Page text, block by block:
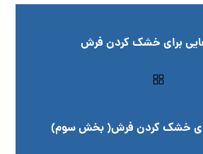
برای خشک کردن فرش
خشک کردن فرش( بخش سوم)